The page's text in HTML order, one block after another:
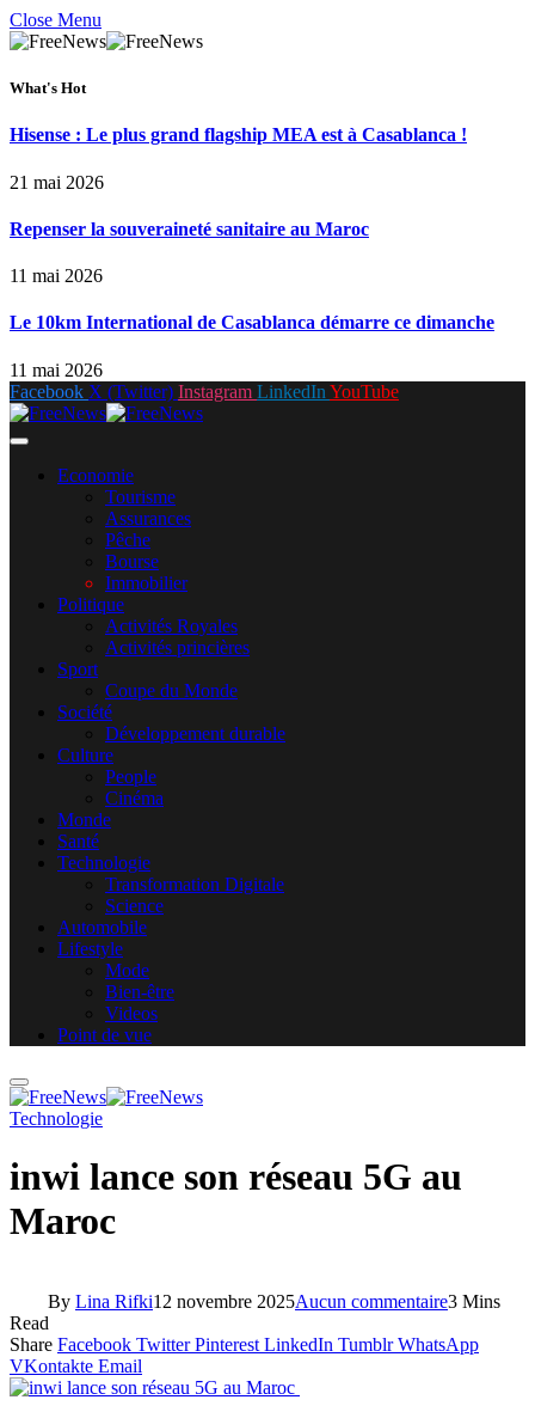
Close Menu
What's Hot
Hisense : Le plus grand flagship MEA est à Casablanca !
21 mai 2026
Repenser la souveraineté sanitaire au Maroc
11 mai 2026
Le 10km International de Casablanca démarre ce dimanche
11 mai 2026
Facebook X (Twitter) Instagram LinkedIn YouTube
Economie
Tourisme
Assurances
Pêche
Bourse
Immobilier
Politique
Activités Royales
Activités princières
Sport
Coupe du Monde
Société
Développement durable
Culture
People
Cinéma
Monde
Santé
Technologie
Transformation Digitale
Science
Automobile
Lifestyle
Mode
Bien-être
Videos
Point de vue
Technologie
inwi lance son réseau 5G au
Maroc
By Lina Rifki12 novembre 2025Aucun commentaire3 Mins
Read
Share Facebook Twitter Pinterest LinkedIn Tumblr WhatsApp
VKontakte Email